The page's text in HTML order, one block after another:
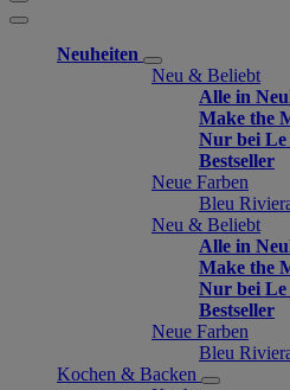
Neuheiten
Neu & Beliebt
Alle in
Make the
Nur bei Le
Bestseller
Neue Farben
Bleu
Neu & Beliebt
Alle in
Make the
Nur bei Le
Bestseller
Neue Farben
Bleu
Kochen & Backen